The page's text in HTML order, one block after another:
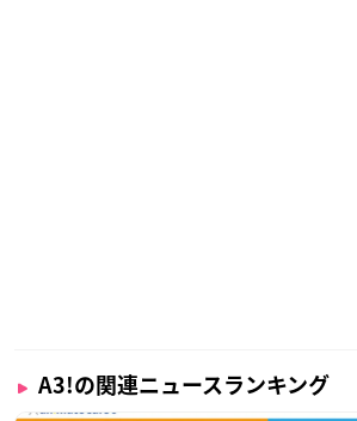
A3!の関連ニュースランキング